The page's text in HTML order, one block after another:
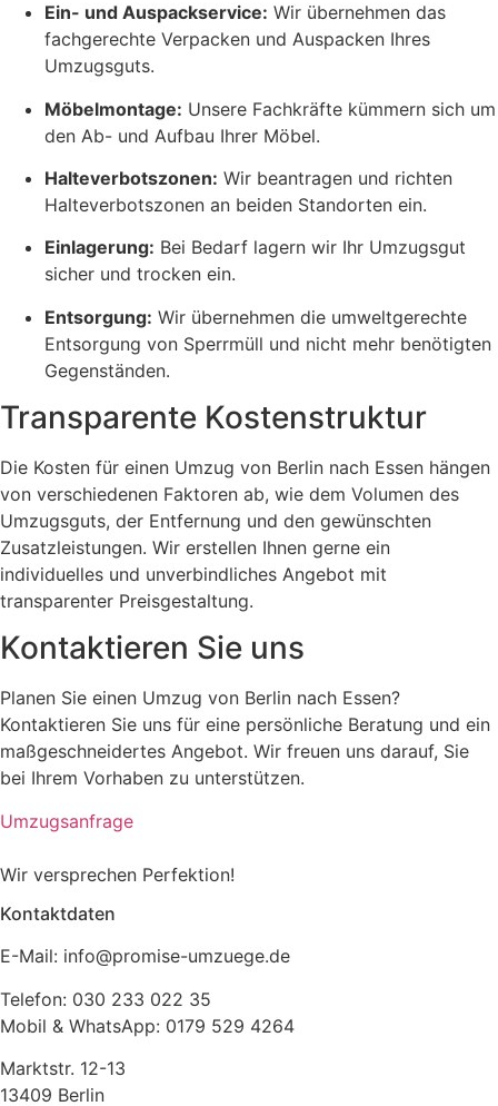
Ein- und Auspackservice: Wir übernehmen das
fachgerechte Verpacken und Auspacken Ihres
Umzugsguts.
Möbelmontage: Unsere Fachkräfte kümmern sich um
den Ab- und Aufbau Ihrer Möbel.
Halteverbotszonen: Wir beantragen und richten
Halteverbotszonen an beiden Standorten ein.
Einlagerung: Bei Bedarf lagern wir Ihr Umzugsgut
sicher und trocken ein.
Entsorgung: Wir übernehmen die umweltgerechte
Entsorgung von Sperrmüll und nicht mehr benötigten
Gegenständen.
Transparente Kostenstruktur
Die Kosten für einen Umzug von Berlin nach Essen hängen
von verschiedenen Faktoren ab, wie dem Volumen des
Umzugsguts, der Entfernung und den gewünschten
Zusatzleistungen. Wir erstellen Ihnen gerne ein
individuelles und unverbindliches Angebot mit
transparenter Preisgestaltung.
Kontaktieren Sie uns
Planen Sie einen Umzug von Berlin nach Essen?
Kontaktieren Sie uns für eine persönliche Beratung und ein
maßgeschneidertes Angebot. Wir freuen uns darauf, Sie
bei Ihrem Vorhaben zu unterstützen.
Umzugsanfrage
Wir versprechen Perfektion!
Kontaktdaten
E-Mail: info@promise-umzuege.de
Telefon: 030 233 022 35
Mobil & WhatsApp: 0179 529 4264
Marktstr. 12-13
13409 Berlin